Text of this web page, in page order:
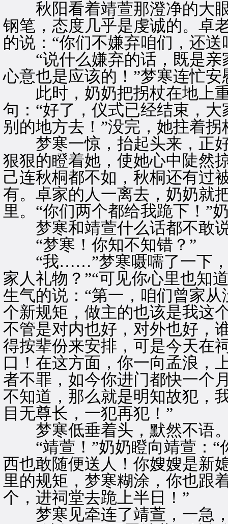
秋阳看着靖萱那澄净的大眼
钢笔，态度几乎是虔诚的。卓
的说：“你们不嫌弃咱们，还
“说什么嫌弃的话，既是亲
心意也是应该的！”梦寒连忙安
此时，奶奶把拐杖在地上重
句：“好了，仪式已经结束，
别的地方去！”没完，她拄着
梦寒一惊，抬起头来，正好
狠狠的瞪着她，使她心中陡然
己连秋桐都不如，秋桐还有过
有。卓家的人一离去，奶奶就
里。“你们两个都给我跪下！”
梦寒和靖萱什么话都不敢说
“梦寒！你知不知错？”
“我……”梦寒嗫嚅了一下，
家人礼物？”“可见你心里也知
生气的说：“第一，咱们曾家
个新规矩，做主的也该是我这
不管是对内也好，对外也好，
得按辈份来安排，可是今天在
口！在这方面，你一向孟浪，
者不罪，如今你进门都快一个
不知道，那么就是明知故犯，
目无尊长，一犯再犯！”
梦寒低垂着头，默然不语
“靖萱！”奶奶瞪向靖萱：“
西也敢随便送人！你嫂嫂是新
里的规矩，梦寒糊涂，你也跟
个，进祠堂去跪上半日！”
梦寒见牵连了靖萱，一急